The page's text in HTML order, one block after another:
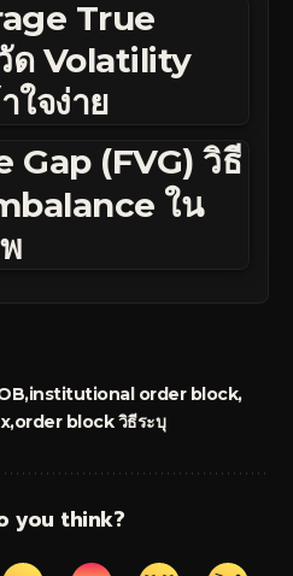
True
ด Volatility
ใจง่าย
Gap (FVG) วิธี
ใน
institutional order block
order block วิธีระบุ
you think?